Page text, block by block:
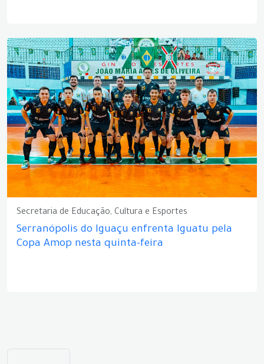
Secretaria de Educação, Cultura e Esportes
Serranópolis do Iguaçu enfrenta Iguatu pela
Copa Amop nesta quinta-feira